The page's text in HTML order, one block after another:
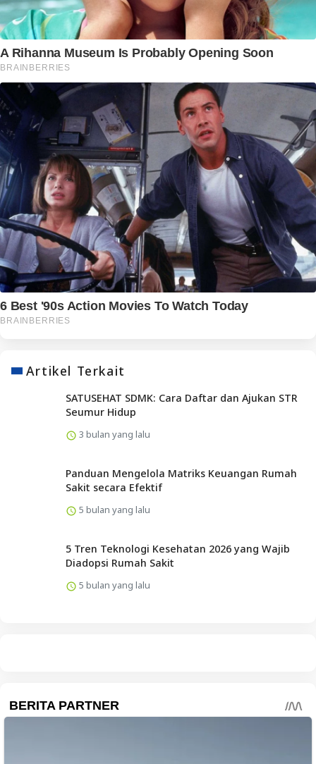
Artikel Terkait
SATUSEHAT SDMK: Cara Daftar dan Ajukan STR
Seumur Hidup
3 bulan yang lalu
Panduan Mengelola Matriks Keuangan Rumah
Sakit secara Efektif
5 bulan yang lalu
5 Tren Teknologi Kesehatan 2026 yang Wajib
Diadopsi Rumah Sakit
5 bulan yang lalu